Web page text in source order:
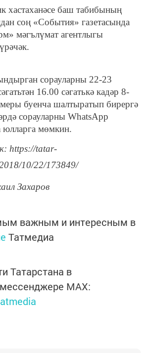
хастаханәсе баш табибының
соң «События» газетасында
мәгълүмат агентлыгы
сорауларны 22-23
16.00 сәгатькә кадәр 8-
буенча шалтыратып бирергә
сорауларны WhatsApp
мөмкин.
https://tatar-
10/22/173849/
Захаров
важным и интересным в
Татмедиа
Татарстана в
MАХ: